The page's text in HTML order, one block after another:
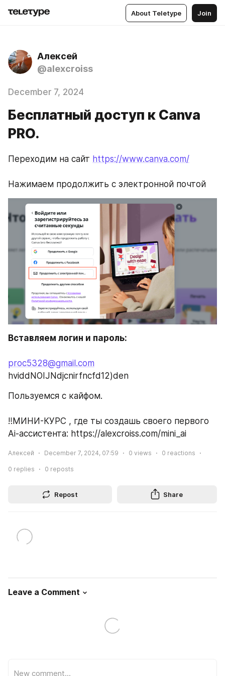
About Teletype Join
Алексей
@alexcroiss
December 7, 2024
Бесплатный доступ к Сanva
PRO.
Переходим на сайт https://www.canva.com/
Нажимаем продолжить с электронной почтой
Вставляем логин и пароль:
proc5328@gmail.com
hviddNOIJNdjcnirfncfd12)den
Пользуемся с кайфом.
‼️МИНИ-КУРС , где ты создашь своего первого
Ai-ассистента: https://alexcroiss.com/mini_ai
Алексей December 7, 2024, 07:59 0 views 0 reactions
0 replies 0 reposts
Repost Share
Leave a Comment